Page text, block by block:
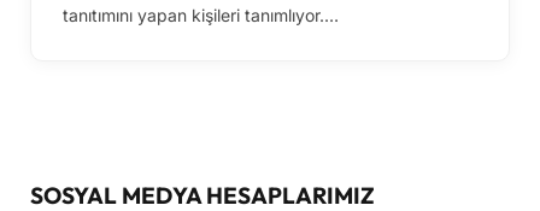
tanıtımını yapan kişileri tanımlıyor.…
SOSYAL MEDYA HESAPLARIMIZ